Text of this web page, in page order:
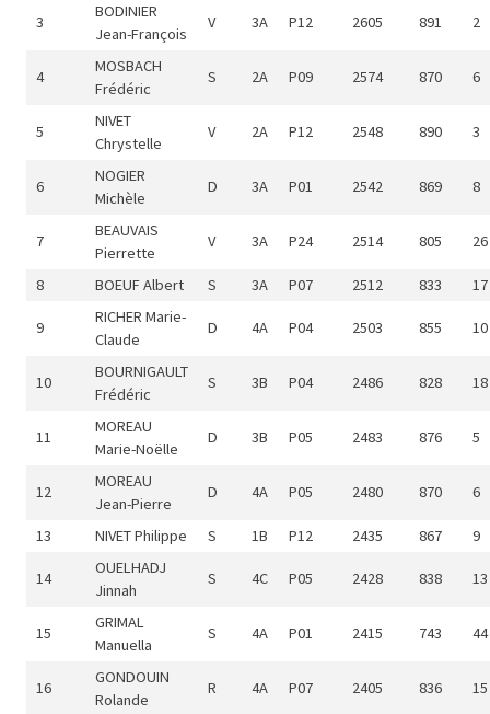
3
BODINIER
Jean-François
V 3A P12 2605 891 2
4
MOSBACH
Frédéric
S 2A P09 2574 870 6
5
NIVET
Chrystelle
V 2A P12 2548 890 3
6
NOGIER
Michèle
D 3A P01 2542 869 8
7
BEAUVAIS
Pierrette
V 3A P24 2514 805 26
8 BOEUF Albert S 3A P07 2512 833 17
9
RICHER Marie-
Claude
D 4A P04 2503 855 10
10
BOURNIGAULT
Frédéric
S 3B P04 2486 828 18
11
MOREAU
Marie-Noëlle
D 3B P05 2483 876 5
12
MOREAU
Jean-Pierre
D 4A P05 2480 870 6
13 NIVET Philippe S 1B P12 2435 867 9
14
OUELHADJ
Jinnah
S 4C P05 2428 838 13
15
GRIMAL
Manuella
S 4A P01 2415 743 44
16
GONDOUIN
Rolande
R 4A P07 2405 836 15